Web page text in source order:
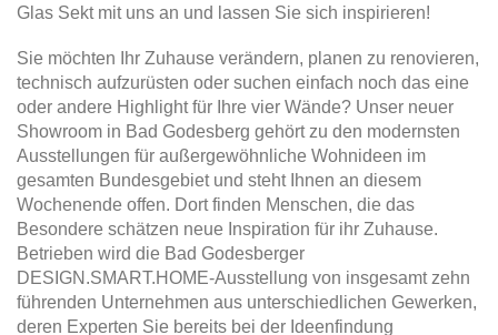
Glas Sekt mit uns an und lassen Sie sich inspirieren!
Sie möchten Ihr Zuhause verändern, planen zu renovieren,
technisch aufzurüsten oder suchen einfach noch das eine
oder andere Highlight für Ihre vier Wände? Unser neuer
Showroom in Bad Godesberg gehört zu den modernsten
Ausstellungen für außergewöhnliche Wohnideen im
gesamten Bundesgebiet und steht Ihnen an diesem
Wochenende offen. Dort finden Menschen, die das
Besondere schätzen neue Inspiration für ihr Zuhause.
Betrieben wird die Bad Godesberger
DESIGN.SMART.HOME-Ausstellung von insgesamt zehn
führenden Unternehmen aus unterschiedlichen Gewerken,
deren Experten Sie bereits bei der Ideenfindung